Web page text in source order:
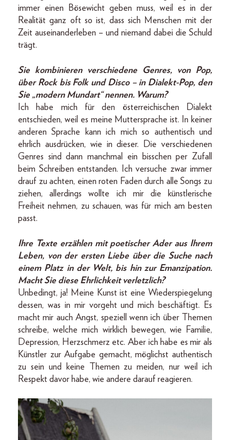
immer einen Bösewicht geben muss, weil es in der
Realität ganz oft so ist, dass sich Menschen mit der
Zeit auseinanderleben – und niemand dabei die Schuld
trägt.
Sie kombinieren verschiedene Genres, von Pop,
über Rock bis Folk und Disco – in Dialekt-Pop, den
Sie „modern Mundart“ nennen. Warum?
Ich habe mich für den österreichischen Dialekt
entschieden, weil es meine Muttersprache ist. In keiner
anderen Sprache kann ich mich so authentisch und
ehrlich ausdrücken, wie in dieser. Die verschiedenen
Genres sind dann manchmal ein bisschen per Zufall
beim Schreiben entstanden. Ich versuche zwar immer
drauf zu achten, einen roten Faden durch alle Songs zu
ziehen, allerdings wollte ich mir die künstlerische
Freiheit nehmen, zu schauen, was für mich am besten
passt.
Ihre Texte erzählen mit poetischer Ader aus Ihrem
Leben, von der ersten Liebe über die Suche nach
einem Platz in der Welt, bis hin zur Emanzipation.
Macht Sie diese Ehrlichkeit verletzlich?
Unbedingt, ja! Meine Kunst ist eine Wiederspiegelung
dessen, was in mir vorgeht und mich beschäftigt. Es
macht mir auch Angst, speziell wenn ich über Themen
schreibe, welche mich wirklich bewegen, wie Familie,
Depression, Herzschmerz etc. Aber ich habe es mir als
Künstler zur Aufgabe gemacht, möglichst authentisch
zu sein und keine Themen zu meiden, nur weil ich
Respekt davor habe, wie andere darauf reagieren.